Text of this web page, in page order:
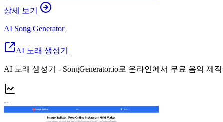
상세 보기
AI Song Generator
AI 노래 생성기
AI 노래 생성기 - SongGenerator.io로 온라인에서 무료 음악 제작
--